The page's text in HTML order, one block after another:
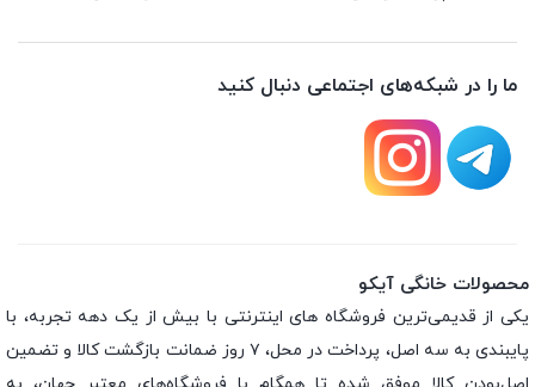
ما را در شبکه‌های اجتماعی دنبال کنید
محصولات خانگی آیکو
یکی از قدیمی‌ترین فروشگاه های اینترنتی با بیش از یک دهه تجربه، با
پایبندی به سه اصل، پرداخت در محل، ۷ روز ضمانت بازگشت کالا و تضمین